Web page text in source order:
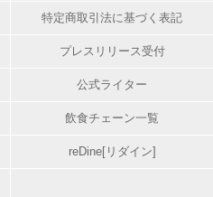
特定商取引法に基づく表記
プレスリリース受付
公式ライター
飲食チェーン一覧
reDine[リダイン]